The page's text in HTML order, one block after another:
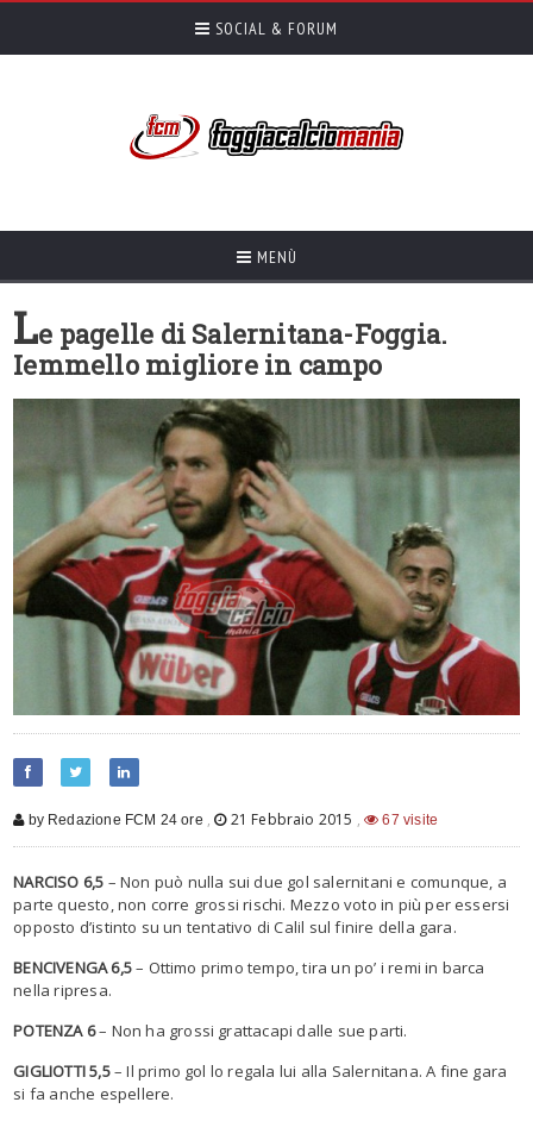
SOCIAL & FORUM
MENÙ
Le pagelle di Salernitana-Foggia.
Iemmello migliore in campo
by Redazione FCM 24 ore , 21 Febbraio 2015 , 67 visite
NARCISO 6,5 – Non può nulla sui due gol salernitani e comunque, a
parte questo, non corre grossi rischi. Mezzo voto in più per essersi
opposto d’istinto su un tentativo di Calil sul finire della gara.
BENCIVENGA 6,5– Ottimo primo tempo, tira un po’ i remi in barca
nella ripresa.
POTENZA 6– Non ha grossi grattacapi dalle sue parti.
GIGLIOTTI 5,5– Il primo gol lo regala lui alla Salernitana. A fine gara
si fa anche espellere.